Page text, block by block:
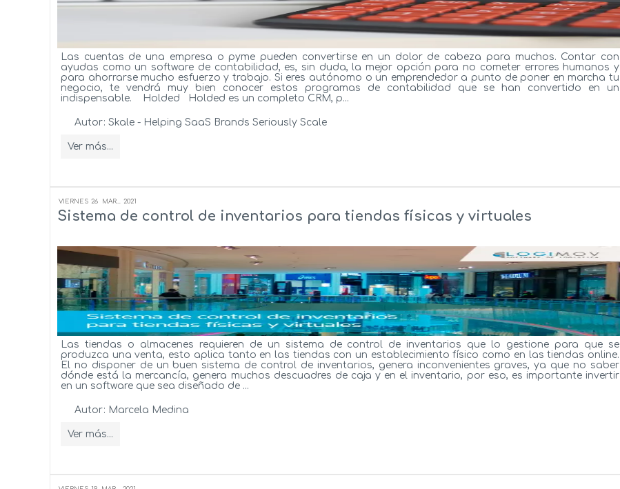
Las cuentas de una empresa o pyme pueden convertirse en un dolor de cabeza para muchos. Contar con
ayudas como un software de contabilidad, es, sin duda, la mejor opción para no cometer errores humanos y
para ahorrarse mucho esfuerzo y trabajo. Si eres autónomo o un emprendedor a punto de poner en marcha tu
negocio, te vendrá muy bien conocer estos programas de contabilidad que se han convertido en un
indispensable. Holded Holded es un completo CRM, p...
Autor: Skale - Helping SaaS Brands Seriously Scale
Ver más...
VIERNES 26 MAR... 2021
Sistema de control de inventarios para tiendas físicas y virtuales
Las tiendas o almacenes requieren de un sistema de control de inventarios que lo gestione para que se
produzca una venta, esto aplica tanto en las tiendas con un establecimiento físico como en las tiendas online.
El no disponer de un buen sistema de control de inventarios, genera inconvenientes graves, ya que no saber
dónde está la mercancía, genera muchos descuadres de caja y en el inventario, por eso, es importante invertir
en un software que sea diseñado de ...
Autor: Marcela Medina
Ver más...